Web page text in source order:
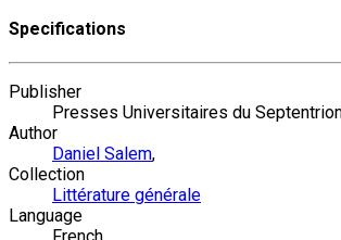
Specifications
Publisher
Presses Universitaires du
Author
Daniel Salem,
Collection
Littérature générale
Language